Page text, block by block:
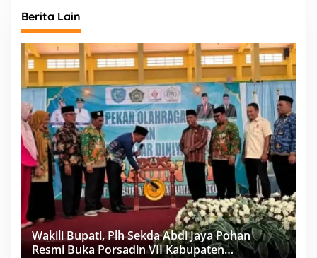
Berita Lain
Wakili Bupati, Plh Sekda Abdi Jaya Pohan
Resmi Buka Porsadin VII Kabupaten